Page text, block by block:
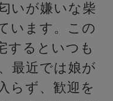
いが嫌いな柴
います。この
するといつも
最近では娘が
らず、歓迎を